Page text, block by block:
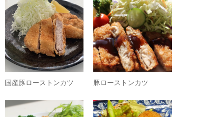
国産豚ローストンカツ 豚ローストンカツ